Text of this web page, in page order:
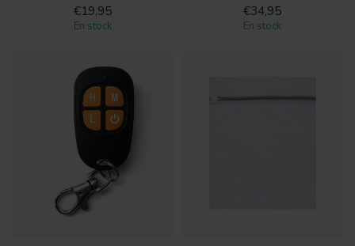
€19,95
En stock
€34,95
En stock